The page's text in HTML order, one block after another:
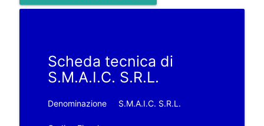
Scheda tecnica di
S.M.A.I.C. S.R.L.
Denominazione S.M.A.I.C. S.R.L.